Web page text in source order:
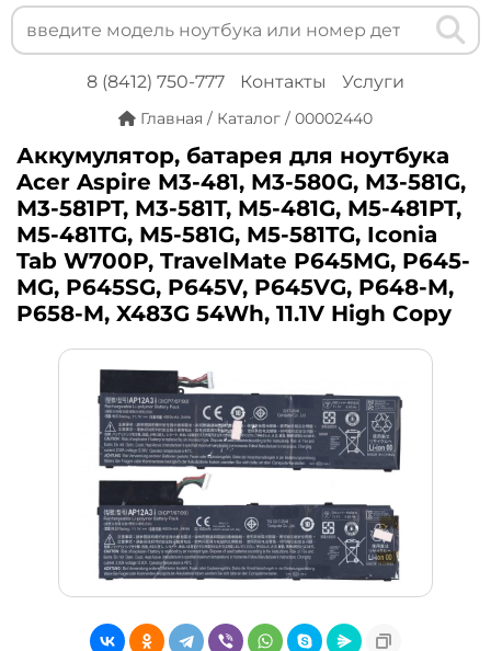
8 (8412) 750-777 Контакты Услуги
Главная / Каталог / 00002440
Аккумулятор, батарея для ноутбука
Acer Aspire M3-481, M3-580G, M3-581G,
M3-581PT, M3-581T, M5-481G, M5-481PT,
M5-481TG, M5-581G, M5-581TG, Iconia
Tab W700P, TravelMate P645MG, P645-
MG, P645SG, P645V, P645VG, P648-M,
P658-M, X483G 54Wh, 11.1V High Copy